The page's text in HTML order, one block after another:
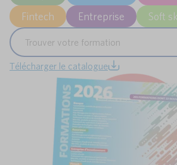
Fintech
Entreprise Soft
Télécharger le catalogue